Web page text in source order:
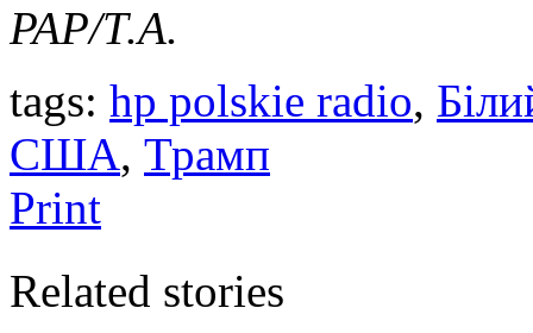
PAP/Т.А.
tags: hp polskie radio,
США, Трамп
Print
Related stories